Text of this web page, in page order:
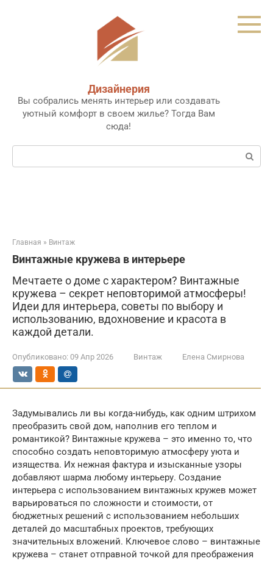
Дизайнерия
Вы собрались менять интерьер или создавать
уютный комфорт в своем жилье? Тогда Вам
сюда!
Поиск:
Главная » Винтаж
Винтажные кружева в интерьере
Мечтаете о доме с характером? Винтажные
кружева – секрет неповторимой атмосферы!
Идеи для интерьера, советы по выбору и
использованию, вдохновение и красота в
каждой детали.
Опубликовано: 09 Апр 2026 Винтаж Елена Смирнова
Задумывались ли вы когда-нибудь, как одним штрихом
преобразить свой дом, наполнив его теплом и
романтикой? Винтажные кружева – это именно то, что
способно создать неповторимую атмосферу уюта и
изящества. Их нежная фактура и изысканные узоры
добавляют шарма любому интерьеру. Создание
интерьера с использованием винтажных кружев может
варьироваться по сложности и стоимости, от
бюджетных решений с использованием небольших
деталей до масштабных проектов, требующих
значительных вложений. Ключевое слово – винтажные
кружева – станет отправной точкой для преображения